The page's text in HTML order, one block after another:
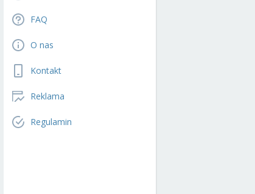
FAQ
O nas
Kontakt
Reklama
Regulamin